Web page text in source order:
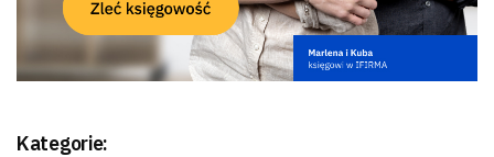
Kategorie: